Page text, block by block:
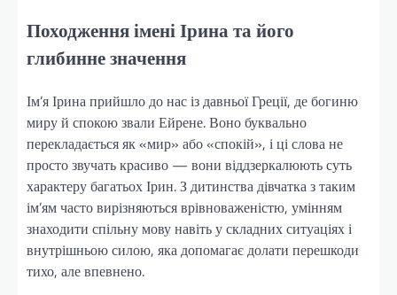
Походження імені Ірина та його
глибинне значення
Ім’я Ірина прийшло до нас із давньої Греції, де богиню
миру й спокою звали Ейрене. Воно буквально
перекладається як «мир» або «спокій», і ці слова не
просто звучать красиво — вони віддзеркалюють суть
характеру багатьох Ірин. З дитинства дівчатка з таким
ім’ям часто вирізняються врівноваженістю, умінням
знаходити спільну мову навіть у складних ситуаціях і
внутрішньою силою, яка допомагає долати перешкоди
тихо, але впевнено.